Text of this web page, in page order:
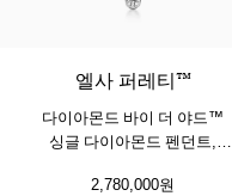
엘사 퍼레티™
다이아몬드 바이 더 야드™
싱글 다이아몬드 펜던트,
2,780,000원